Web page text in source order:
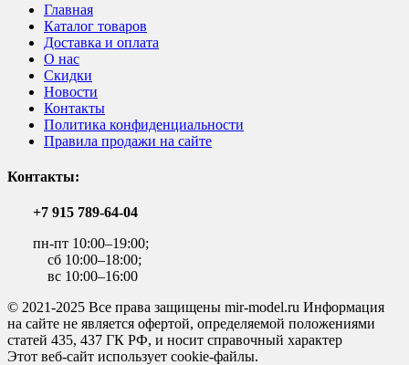
Главная
Каталог товаров
Доставка и оплата
О нас
Скидки
Новости
Контакты
Политика конфиденциальности
Правила продажи на сайте
Контакты:
+7 915 789-64-04
пн-пт 10:00–19:00;
сб 10:00–18:00;
вс 10:00–16:00
© 2021-2025 Все права защищены mir-model.ru Информация
на сайте не является офертой, определяемой положениями
статей 435, 437 ГК РФ, и носит справочный характер
Этот веб-сайт использует cookie-файлы.